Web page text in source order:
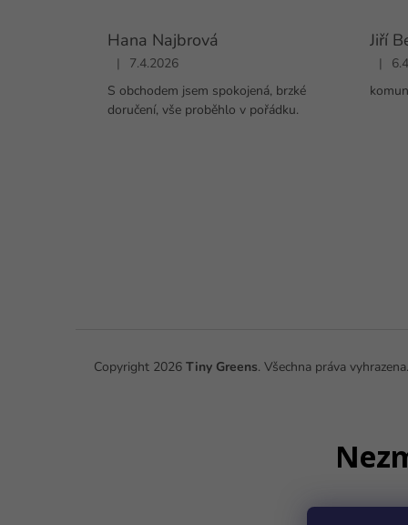
Hana Najbrová
Hodnocení obchodu je 5 z 5 hvězdiček.
|
7.4.2026
S obchodem jsem spokojená, brzké
doručení, vše proběhlo v pořádku.
Jiří
|
Copyright 2026 Tiny Greens. Všechna práva vyhrazena.